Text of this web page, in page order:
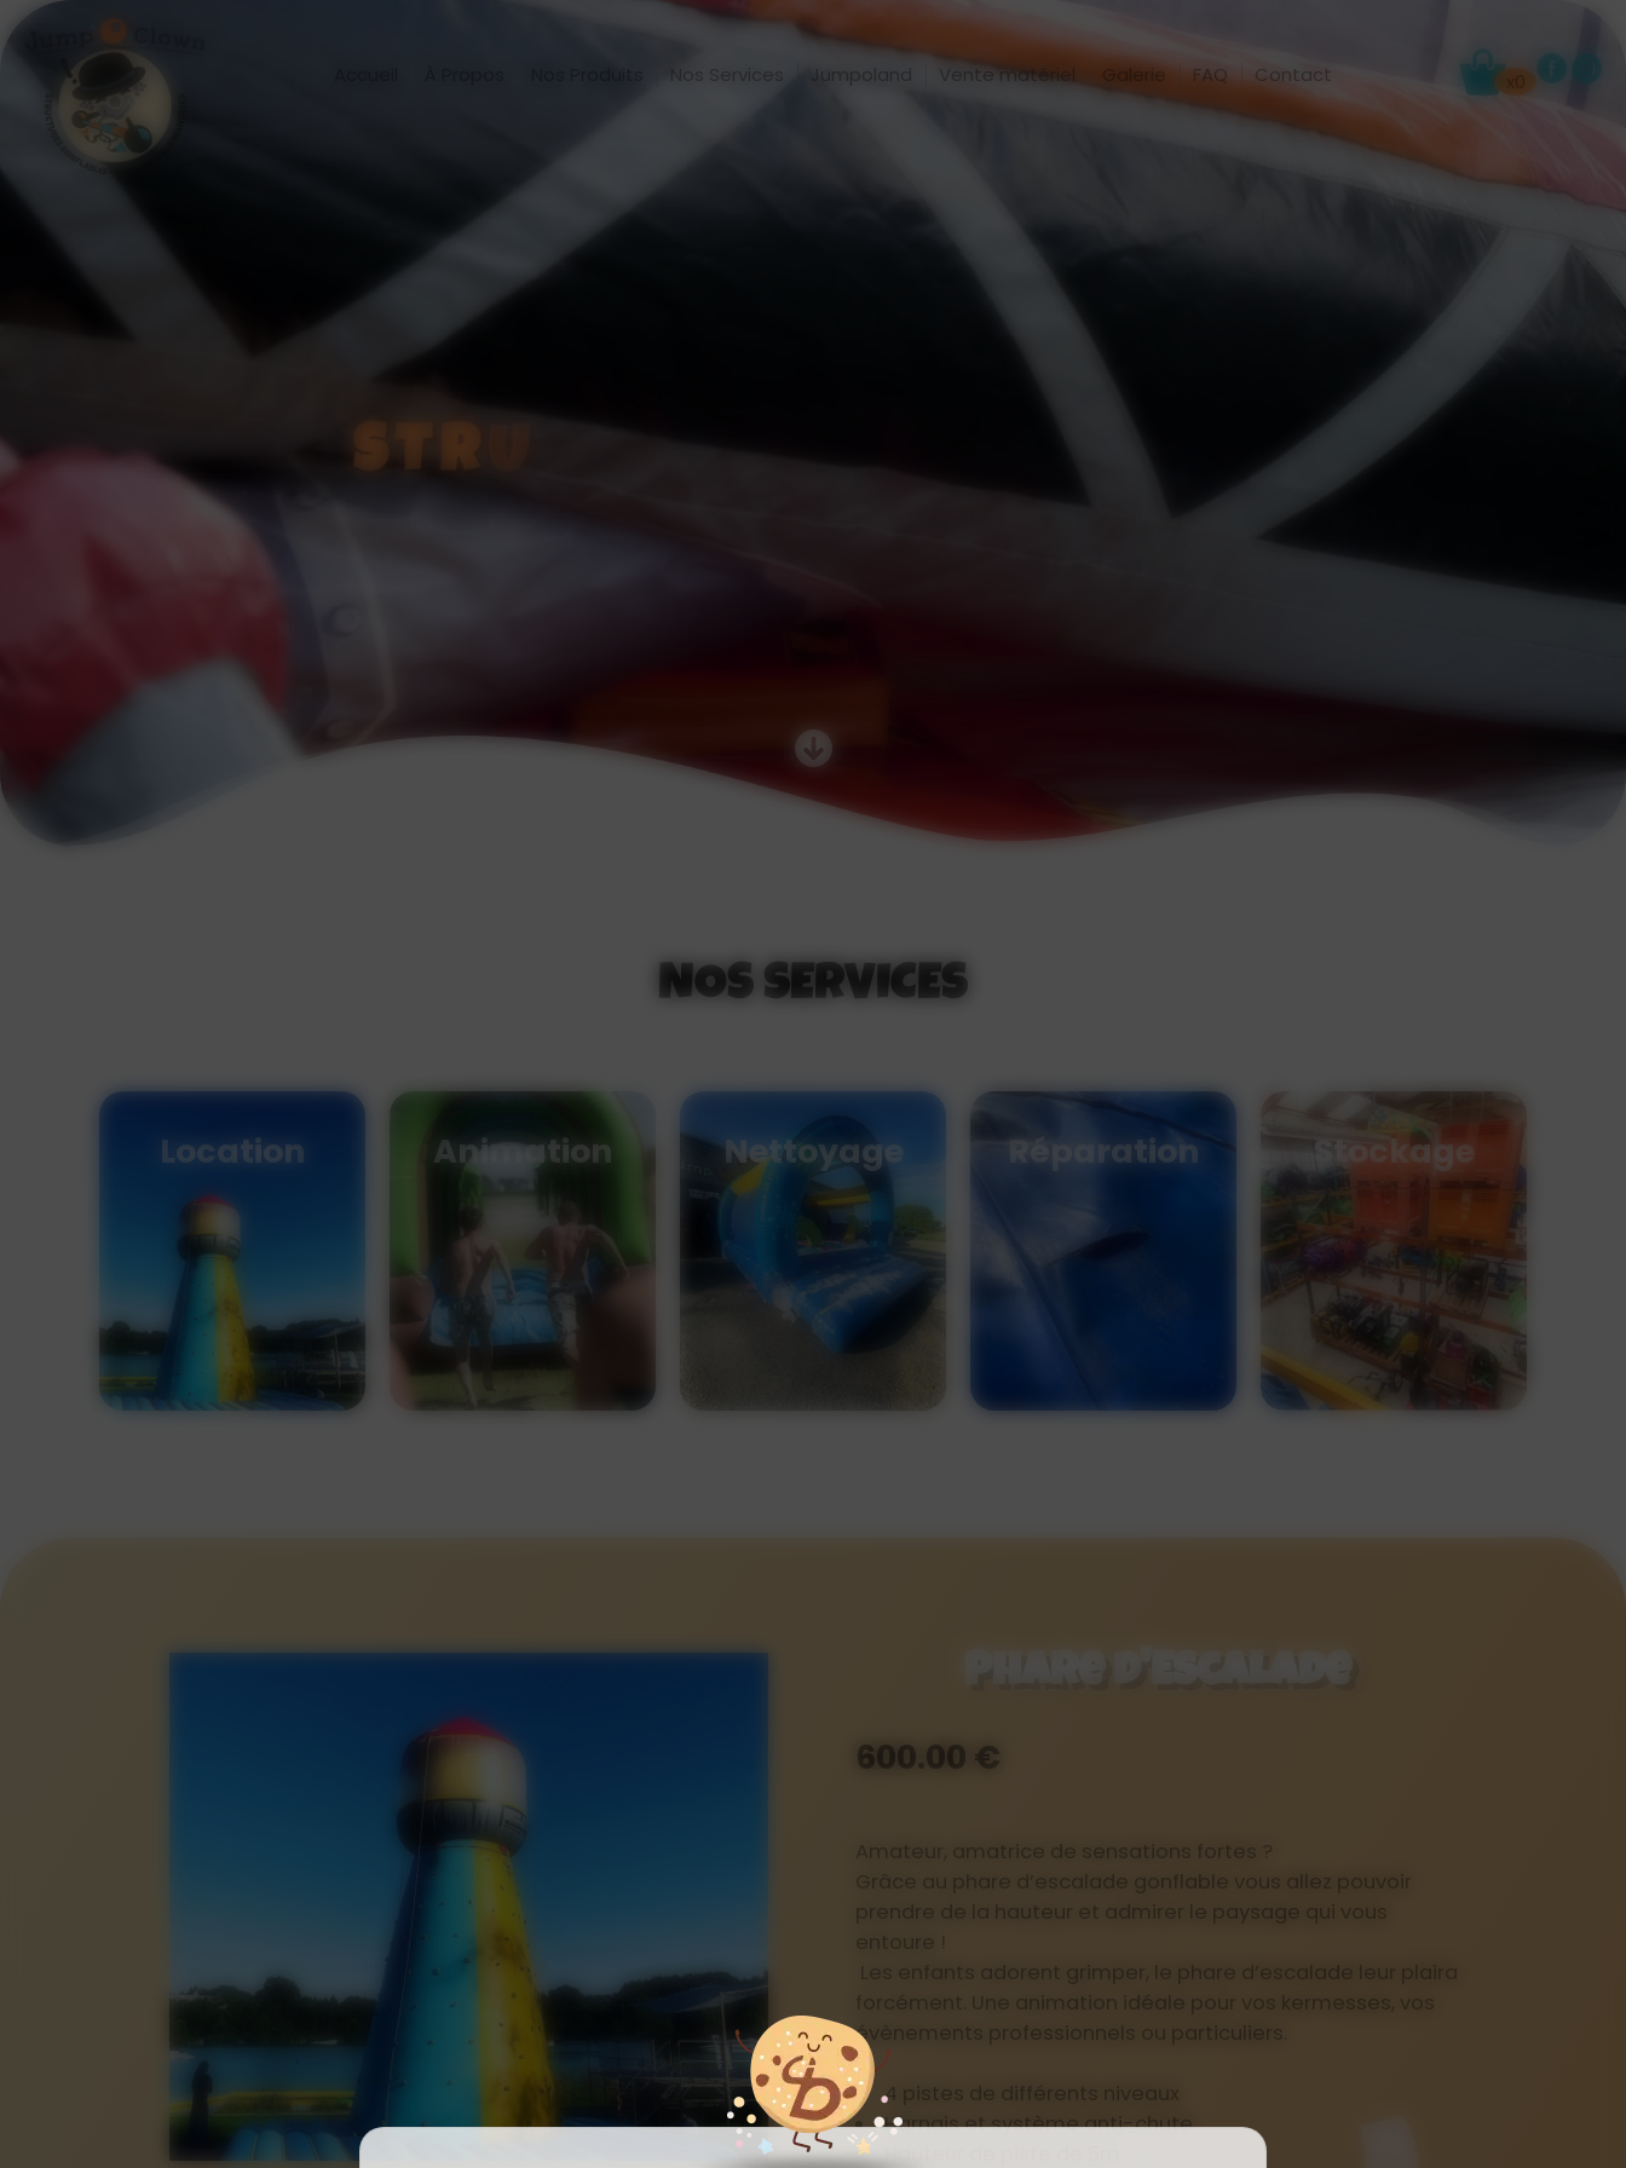
Panneau de gestion des cookies
Nos Services Jumpoland Vente matériel Galerie FAQ Contact x0
NOS SERVICES
Location Animation Nettoyage Réparation Stockage
Phare d'Escalade
600.00 €
Amateur, amatrice de sensations fortes ?
Grâce au phare d’escalade gonflable vous allez pouvoir
prendre de la hauteur et admirer le paysage qui vous
entoure !
Les enfants adorent grimper, le phare d’escalade leur plaira
forcément. Une animation idéale pour vos kermesses, vos
évènements professionnels ou particuliers.
4 pistes de différents niveaux
Harnais et système anti-chute